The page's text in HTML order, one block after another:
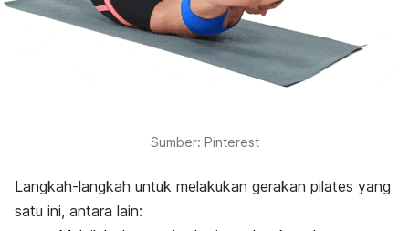
Sumber: Pinterest
Langkah-langkah untuk melakukan gerakan pilates yang
satu ini, antara lain: